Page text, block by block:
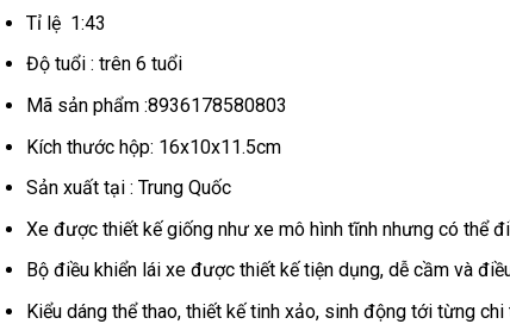
Tỉ lệ 1:43
Độ tuổi : trên 6 tuổi
Mã sản phẩm :8936178580803
Kích thước hộp: 16x10x11.5cm
Sản xuất tại : Trung Quốc
Xe được thiết kế giống như xe mô hình tĩnh nhưng có thể
Bộ điều khiển lái xe được thiết kế tiện dụng, dễ cầm và
Kiểu dáng thể thao, thiết kế tinh xảo, sinh động tới từng chi